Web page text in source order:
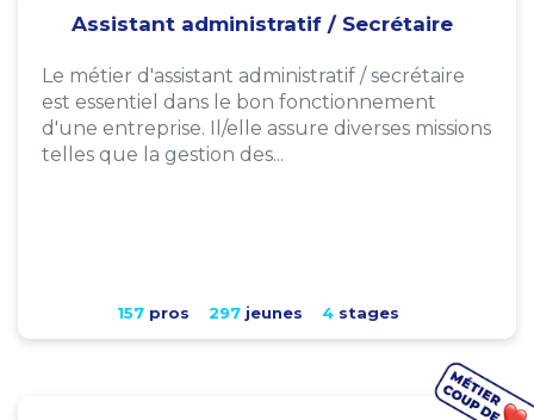
Assistant administratif / Secrétaire
Le métier d'assistant administratif / secrétaire
est essentiel dans le bon fonctionnement
d'une entreprise. Il/elle assure diverses missions
telles que la gestion des...
157pros 297jeunes 4stages